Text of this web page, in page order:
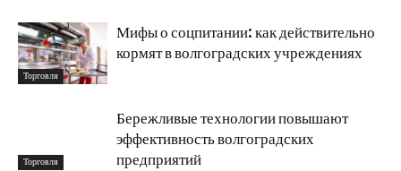
Торговля
Мифы о соцпитании: как действительно
кормят в волгоградских учреждениях
Торговля
Бережливые технологии повышают
эффективность волгоградских
предприятий